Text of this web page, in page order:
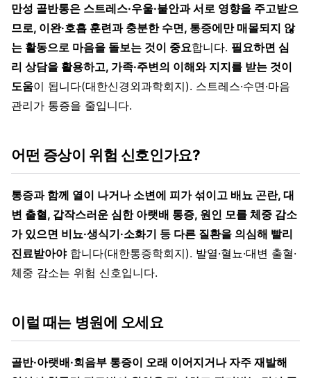
만성 골반통은 스트레스·우울·불안과 서로 영향을 주고받으
므로, 이완·호흡 훈련과 충분한 수면, 통증에만 매몰되지 않
는 활동으로 마음을 돌보는 것이 중요합니다. 필요하면 심
리 상담을 활용하고, 가족·주변의 이해와 지지를 받는 것이
도움이 됩니다(대한신경외과학회지). 스트레스·수면·마음
관리가 통증을 줄입니다.
어떤 증상이 위험 신호인가요?
통증과 함께 열이 나거나 소변에 피가 섞이고 배뇨 곤란, 대
변 출혈, 갑작스러운 심한 아랫배 통증, 원인 모를 체중 감소
가 있으면 비뇨·생식기·소화기 등 다른 질환을 의심해 빨리
진료받아야합니다(대한통증학회지). 발열·혈뇨·대변 출혈·
체중 감소는 위험 신호입니다.
이럴 때는 병원에 오세요
골반·아랫배·회음부 통증이 오래 이어지거나 자주 재발해